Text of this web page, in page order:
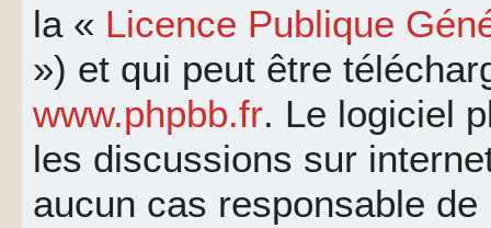
la « Licence Publique
») et qui peut être
www.phpbb.fr. Le logiciel
les discussions sur
aucun cas responsable